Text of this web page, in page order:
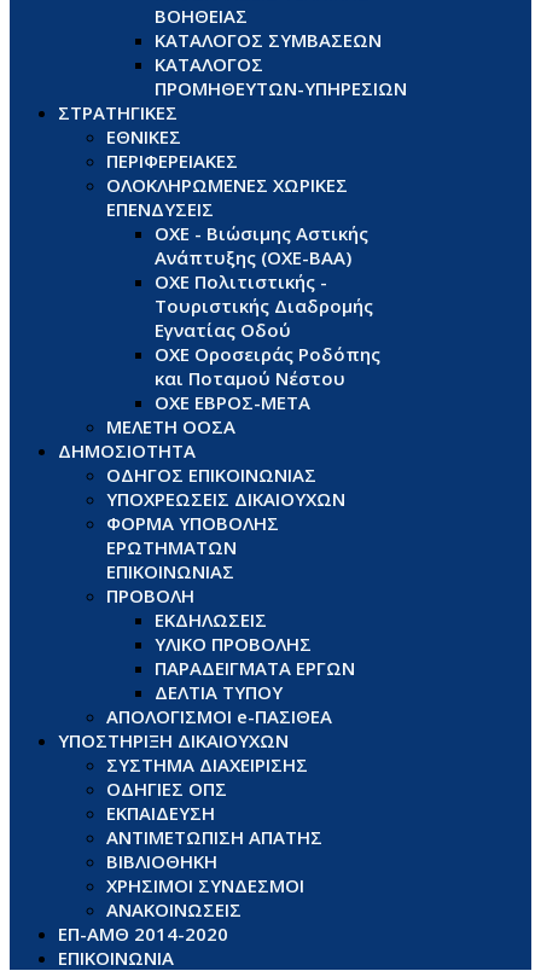
ΒΟΗΘΕΙΑΣ
ΚΑΤΑΛΟΓΟΣ ΣΥΜΒΑΣΕΩΝ
ΚΑΤΑΛΟΓΟΣ
ΠΡΟΜΗΘΕΥΤΩΝ-ΥΠΗΡΕΣΙΩΝ
ΣΤΡΑΤΗΓΙΚΕΣ
ΕΘΝΙΚΕΣ
ΠΕΡΙΦΕΡΕΙΑΚΕΣ
ΟΛΟΚΛΗΡΩΜΕΝΕΣ ΧΩΡΙΚΕΣ
ΕΠΕΝΔΥΣΕΙΣ
ΟΧΕ - Βιώσιμης Αστικής
Ανάπτυξης (ΟΧΕ-ΒΑΑ)
ΟΧΕ Πολιτιστικής -
Τουριστικής Διαδρομής
Εγνατίας Οδού
ΟΧΕ Οροσειράς Ροδόπης
και Ποταμού Νέστου
ΟΧΕ ΕΒΡΟΣ-ΜΕΤΑ
ΜΕΛΕΤΗ ΟΟΣΑ
ΔΗΜΟΣΙΟΤΗΤΑ
ΟΔΗΓΟΣ ΕΠΙΚΟΙΝΩΝΙΑΣ
ΥΠΟΧΡΕΩΣΕΙΣ ΔΙΚΑΙΟΥΧΩΝ
ΦΟΡΜΑ ΥΠΟΒΟΛΗΣ
ΕΡΩΤΗΜΑΤΩΝ
ΕΠΙΚΟΙΝΩΝΙΑΣ
ΠΡΟΒΟΛΗ
ΕΚΔΗΛΩΣΕΙΣ
ΥΛΙΚΟ ΠΡΟΒΟΛΗΣ
ΠΑΡΑΔΕΙΓΜΑΤΑ ΕΡΓΩΝ
ΔΕΛΤΙΑ ΤΥΠΟΥ
ΑΠΟΛΟΓΙΣΜΟΙ e-ΠΑΣΙΘΕΑ
ΥΠΟΣΤΗΡΙΞΗ ΔΙΚΑΙΟΥΧΩΝ
ΣΥΣΤΗΜΑ ΔΙΑΧΕΙΡΙΣΗΣ
ΟΔΗΓΙΕΣ ΟΠΣ
ΕΚΠΑΙΔΕΥΣΗ
ΑΝΤΙΜΕΤΩΠΙΣΗ ΑΠΑΤΗΣ
ΒΙΒΛΙΟΘΗΚΗ
ΧΡΗΣΙΜΟΙ ΣΥΝΔΕΣΜΟΙ
ΑΝΑΚΟΙΝΩΣΕΙΣ
ΕΠ-ΑΜΘ 2014-2020
ΕΠΙΚΟΙΝΩΝΙΑ